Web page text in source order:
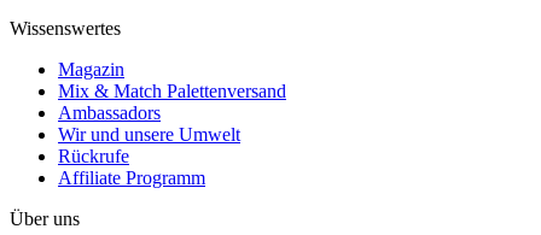
Wissenswertes
Magazin
Mix & Match Palettenversand
Ambassadors
Wir und unsere Umwelt
Rückrufe
Affiliate Programm
Über uns